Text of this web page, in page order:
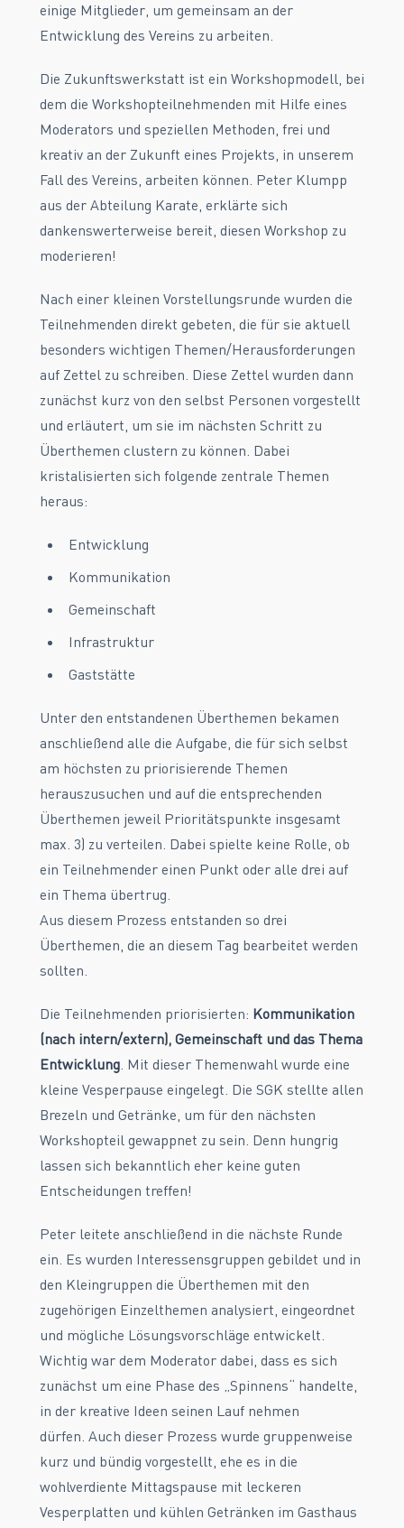
einige Mitglieder, um gemeinsam an der
Entwicklung des Vereins zu arbeiten.
Die Zukunftswerkstatt ist ein Workshopmodell, bei
dem die Workshopteilnehmenden mit Hilfe eines
Moderators und speziellen Methoden, frei und
kreativ an der Zukunft eines Projekts, in unserem
Fall des Vereins, arbeiten können. Peter Klumpp
aus der Abteilung Karate, erklärte sich
dankenswerterweise bereit, diesen Workshop zu
moderieren!
Nach einer kleinen Vorstellungsrunde wurden die
Teilnehmenden direkt gebeten, die für sie aktuell
besonders wichtigen Themen/Herausforderungen
auf Zettel zu schreiben. Diese Zettel wurden dann
zunächst kurz von den selbst Personen vorgestellt
und erläutert, um sie im nächsten Schritt zu
Überthemen clustern zu können. Dabei
kristalisierten sich folgende zentrale Themen
heraus:
Entwicklung
Kommunikation
Gemeinschaft
Infrastruktur
Gaststätte
Unter den entstandenen Überthemen bekamen
anschließend alle die Aufgabe, die für sich selbst
am höchsten zu priorisierende Themen
herauszusuchen und auf die entsprechenden
Überthemen jeweil Prioritätspunkte insgesamt
max. 3) zu verteilen. Dabei spielte keine Rolle, ob
ein Teilnehmender einen Punkt oder alle drei auf
ein Thema übertrug.
Aus diesem Prozess entstanden so drei
Überthemen, die an diesem Tag bearbeitet werden
sollten.
Die Teilnehmenden priorisierten: Kommunikation
(nach intern/extern), Gemeinschaft und das Thema
Entwicklung. Mit dieser Themenwahl wurde eine
kleine Vesperpause eingelegt. Die SGK stellte allen
Brezeln und Getränke, um für den nächsten
Workshopteil gewappnet zu sein. Denn hungrig
lassen sich bekanntlich eher keine guten
Entscheidungen treffen!
Peter leitete anschließend in die nächste Runde
ein. Es wurden Interessensgruppen gebildet und in
den Kleingruppen die Überthemen mit den
zugehörigen Einzelthemen analysiert, eingeordnet
und mögliche Lösungsvorschläge entwickelt.
Wichtig war dem Moderator dabei, dass es sich
zunächst um eine Phase des „Spinnens“ handelte,
in der kreative Ideen seinen Lauf nehmen
dürfen. Auch dieser Prozess wurde gruppenweise
kurz und bündig vorgestellt, ehe es in die
wohlverdiente Mittagspause mit leckeren
Vesperplatten und kühlen Getränken im Gasthaus